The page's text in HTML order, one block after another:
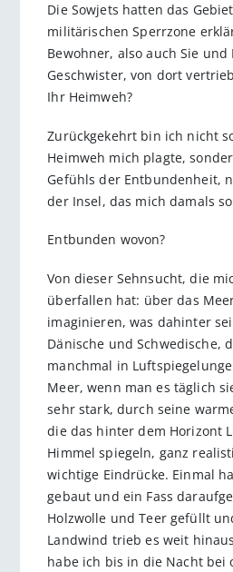
Die Sowjets hatten das
militärischen Sperrzone
Bewohner, also auch Sie
Geschwister, von dort
Ihr Heimweh?
Zurückgekehrt bin ich nicht
Heimweh mich plagte,
Gefühls der Entbundenheit,
der Insel, das mich damals
Entbunden wovon?
Von dieser Sehnsucht, die
überfallen hat: über das
imaginieren, was dahinter
Dänische und Schwedische,
manchmal in
Meer, wenn man es täglich
sehr stark, durch seine
die das hinter dem Horizont
Himmel spiegeln, ganz
wichtige Eindrücke. Einmal
gebaut und ein Fass
Holzwolle und Teer gefüllt
Landwind trieb es weit
habe ich bis in die Nacht bei